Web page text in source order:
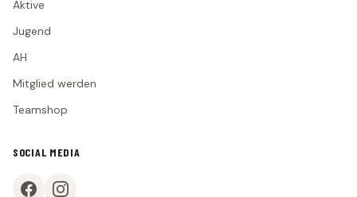
JUGEND
AH
Aktive
Jugend
AH
Mitglied werden
Teamshop
SOCIAL MEDIA